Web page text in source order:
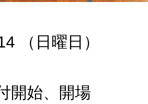
（日曜日）
開始、開場